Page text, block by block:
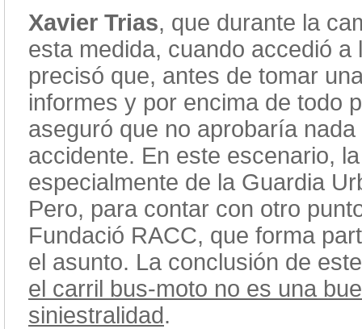
Xavier Trias, que durante la
esta medida, cuando accedió
precisó que, antes de tomar
informes y por encima de todo
aseguró que no aprobaría
accidente. En este escenario,
especialmente de la Guardia
Pero, para contar con otro
Fundació RACC, que forma
el asunto. La conclusión de
el carril bus-moto no es una
siniestralidad.